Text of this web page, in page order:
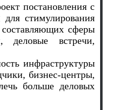
постановления с
стимулирования
сферы
деловые встречи,
инфраструктуры
бизнес-центры,
больше деловых